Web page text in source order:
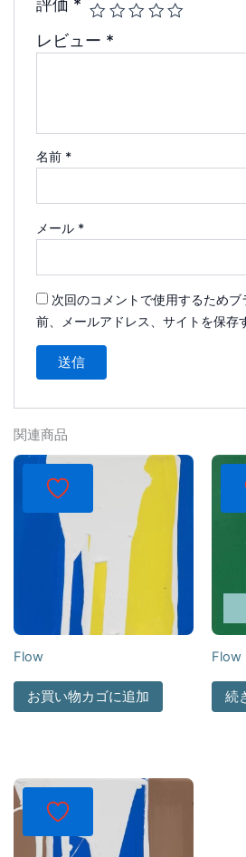
評価 *
レビュー *
名前 *
メール *
次回のコメントで使用するためブ
前、メールアドレス、サイトを保存
関連商品
Flow
お買い物カゴに追加
Flow
続